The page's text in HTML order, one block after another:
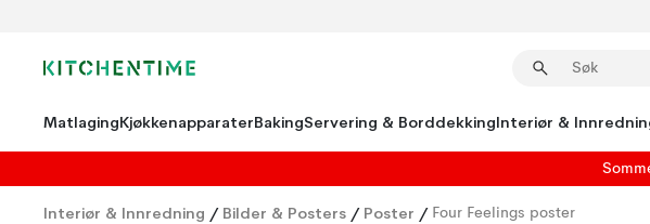
MatlagingKjøkkenapparaterBakingServering & BorddekkingInteriør &
S
Interiør & Innredning / Bilder & Posters / Poster / Four Feelings poster